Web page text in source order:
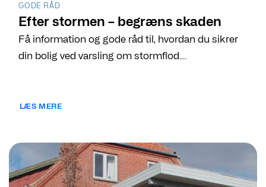
GODE RÅD
Efter stormen – begræns skaden
Få information og gode råd til, hvordan du sikrer
din bolig ved varsling om stormflod....
LÆS MERE